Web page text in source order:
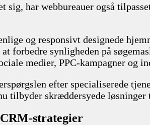
har webbureauer også
og responsivt designede
forbedre synligheden på
medier, PPC-kampagner og
efter specialiserede
tilbyder skræddersyede
strategier